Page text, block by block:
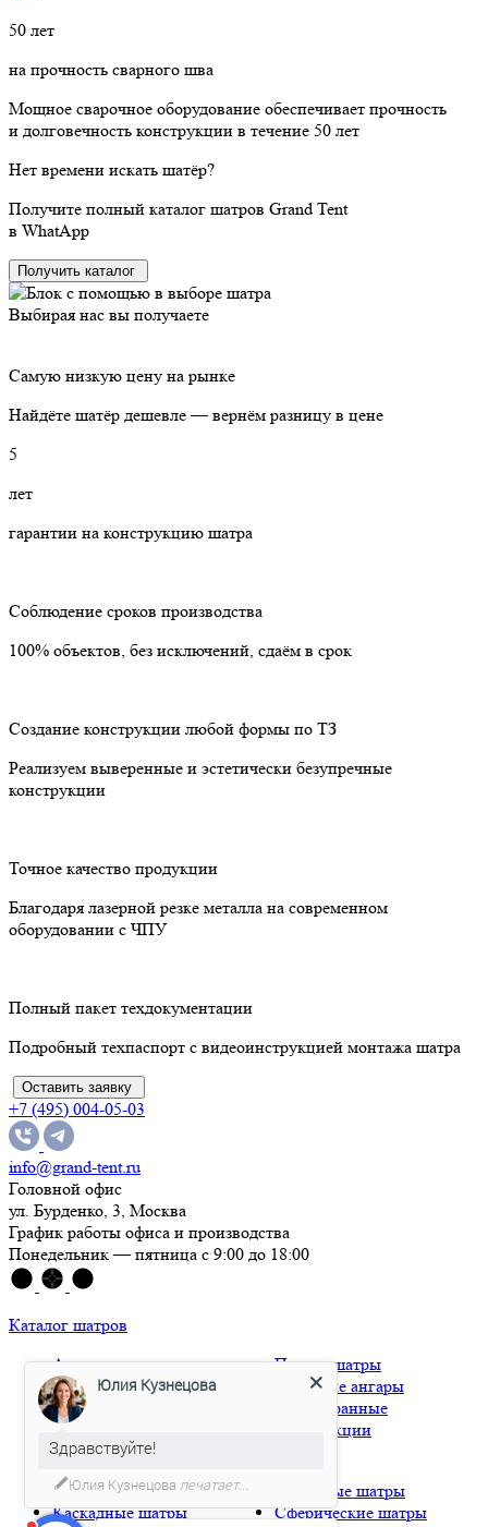
50 лет
на прочность сварного шва
Мощное сварочное оборудование обеспечивает прочность
и долговечность конструкции в течение 50 лет
Нет времени искать шатёр?
Получите полный каталог шатров Grand Tent
в WhatApp
Получить каталог
Выбирая нас вы получаете
Самую низкую цену на рынке
Найдёте шатёр дешевле — вернём разницу в цене
5
лет
гарантии на конструкцию шатра
Соблюдение сроков производства
100% объектов, без исключений, сдаём в срок
Создание конструкции любой формы по ТЗ
Реализуем выверенные и эстетически безупречные
конструкции
Точное качество продукции
Благодаря лазерной резке металла на современном
оборудовании с ЧПУ
Полный пакет техдокументации
Подробный техпаспорт с видеоинструкцией монтажа шатра
Оставить заявку
+7 (495) 004-05-03
info@grand-tent.ru
Головной офис
ул. Бурденко, 3, Москва
График работы офиса и производства
Понедельник — пятница с 9:00 до 18:00
Каталог шатров
Арочные шатры
Деревянные шатры
Классические шатры
Мембранные шатры
Надувные шатры
Пагода шатры
Тентовые ангары
Шестигранные
конструкции
Глэмпинг
Каскадные шатры
Натяжные шатры
Сферические шатры
Юлия Кузнецова
Здравствуйте!
Юлия Кузнецова печатает...